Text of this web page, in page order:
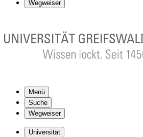
Wegweiser
Menü
Suche
Wegweiser
Universität